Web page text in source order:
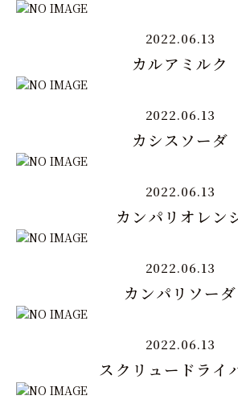
2022.06.13
カルアミルク
2022.06.13
カシスソーダ
2022.06.13
カンパリオレン
2022.06.13
カンパリソーダ
2022.06.13
スクリュードライ